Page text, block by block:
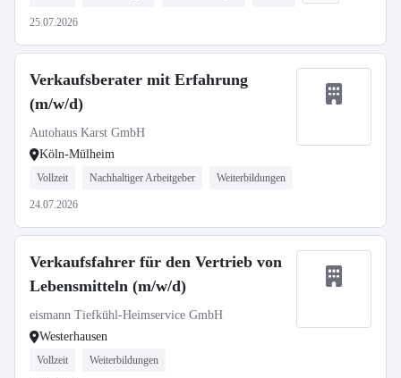
25.07.2026
Verkaufsberater mit Erfahrung
(m/w/d)
Autohaus Karst GmbH
Köln-Mülheim
Vollzeit Nachhaltiger Arbeitgeber Weiterbildungen
24.07.2026
Verkaufsfahrer für den Vertrieb von
Lebensmitteln (m/w/d)
eismann Tiefkühl-Heimservice GmbH
Westerhausen
Vollzeit Weiterbildungen